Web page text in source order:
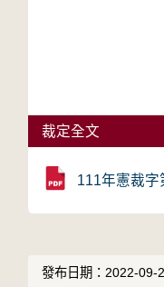
裁定全文
111年憲裁字
發布日期：2022-09-